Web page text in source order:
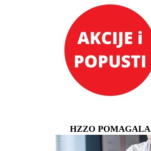
HZZO POMAGALA